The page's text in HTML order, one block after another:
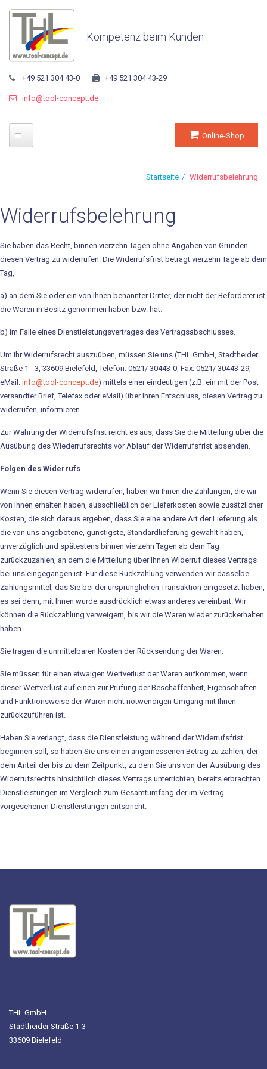
+49 521 304 43-0 +49 521 304 43-29
info@tool-concept.de
Kompetenz beim Kunden
Geschäftsführung
tool-concept
Herstellung
Handel
Technische Dienstleistung
Produkte
DynaMont Hubtisch
DynaCase-Koffersystem
Tool-Kits
Service
Schulung und Workshops
Reparaturservice
Kontakt
Anfahrt
Ansprechpartner
News
Newsletter-Registrierung
Katalog für Wärmewende
Online-Shop
Startseite Widerrufsbelehrung
Widerrufsbelehrung
Sie haben das Recht, binnen vierzehn Tagen ohne Angaben von Gründen
diesen Vertrag zu widerrufen. Die Widerrufsfrist beträgt vierzehn Tage ab dem
Tag,
a) an dem Sie oder ein von Ihnen benannter Dritter, der nicht der Beförderer ist,
die Waren in Besitz genommen haben bzw. hat.
b) im Falle eines Dienstleistungsvertrages des Vertragsabschlusses.
Um Ihr Widerrufsrecht auszuüben, müssen Sie uns (THL GmbH, Stadtheider
Straße 1 - 3, 33609 Bielefeld, Telefon: 0521/ 30443-0, Fax: 0521/ 30443-29,
eMail: info@tool-concept.de) mittels einer eindeutigen (z.B. ein mit der Post
versandter Brief, Telefax oder eMail) über Ihren Entschluss, diesen Vertrag zu
widerrufen, informieren.
Zur Wahrung der Widerrufsfrist reicht es aus, dass Sie die Mitteilung über die
Ausübung des Wiederrufsrechts vor Ablauf der Widerrufsfrist absenden.
Folgen des Widerrufs
Wenn Sie diesen Vertrag widerrufen, haben wir Ihnen die Zahlungen, die wir
von Ihnen erhalten haben, ausschließlich der Lieferkosten sowie zusätzlicher
Kosten, die sich daraus ergeben, dass Sie eine andere Art der Lieferung als
die von uns angebotene, günstigste, Standardlieferung gewählt haben,
unverzüglich und spätestens binnen vierzehn Tagen ab dem Tag
zurückzuzahlen, an dem die Mitteilung über Ihnen Widerruf dieses Vertrags
bei uns eingegangen ist. Für diese Rückzahlung verwenden wir dasselbe
Zahlungsmittel, das Sie bei der ursprünglichen Transaktion eingesetzt haben,
es sei denn, mit Ihnen wurde ausdrücklich etwas anderes vereinbart. Wir
können die Rückzahlung verweigern, bis wir die Waren wieder zurückerhalten
haben.
Sie tragen die unmittelbaren Kosten der Rücksendung der Waren.
Sie müssen für einen etwaigen Wertverlust der Waren aufkommen, wenn
dieser Wertverlust auf einen zur Prüfung der Beschaffenheit, Eigenschaften
und Funktionsweise der Waren nicht notwendigen Umgang mit Ihnen
zurückzuführen ist.
Haben Sie verlangt, dass die Dienstleistung während der Widerrufsfrist
beginnen soll, so haben Sie uns einen angemessenen Betrag zu zahlen, der
dem Anteil der bis zu dem Zeitpunkt, zu dem Sie uns von der Ausübung des
Widerrufsrechts hinsichtlich dieses Vertrags unterrichten, bereits erbrachten
Dienstleistungen im Vergleich zum Gesamtumfang der im Vertrag
vorgesehenen Dienstleistungen entspricht.
THL GmbH
Stadtheider Straße 1-3
33609 Bielefeld